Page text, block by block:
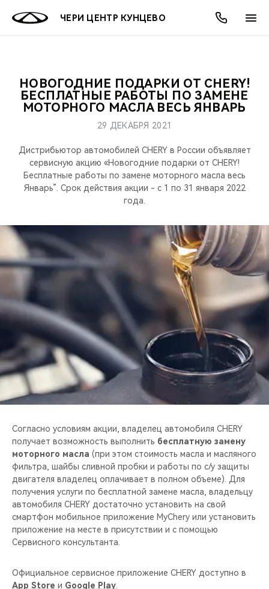
ЧЕРИ ЦЕНТР КУНЦЕВО
МОДЕЛИ
КРОССОВЕРЫ
СЕДАНЫ
НОВИНКИ
ПОКУПАТЕЛЯМ
КРЕДИТ И СТРАХОВАНИЕ
ВЛАДЕЛЬЦАМ
ЗАПЧАСТИ И АКСЕССУАРЫ
ПОДДЕРЖКА
МИР CHERY
О БРЕНДЕ
CHERY В СОЦСЕТЯХ
БЛАГОТВОРИТЕЛЬНОСТЬ
CHERY REMOTE
CHERY И СПОРТ
НАШИ МЕРОПРИЯТИЯ
ВИДЕООБЗОРЫ
CHERY ДЛЯ ДЕТЕЙ
АКЦИИ
ОНЛАЙН СЕРВИСЫ
КРЕДИТ
О КОМПАНИИ
МЫ В СОЦСЕТЯХ
НОВОГОДНИЕ ПОДАРКИ ОТ CHERY!
БЕСПЛАТНЫЕ РАБОТЫ ПО ЗАМЕНЕ
МОТОРНОГО МАСЛА ВЕСЬ ЯНВАРЬ
29 ДЕКАБРЯ 2021
Дистрибьютор автомобилей CHERY в России объявляет
сервисную акцию «Новогодние подарки от CHERY!
Бесплатные работы по замене моторного масла весь
Январь”. Срок действия акции - с 1 по 31 января 2022
года.
Согласно условиям акции, владелец автомобиля CHERY
получает возможность выполнить бесплатную замену
моторного масла (при этом стоимость масла и масляного
фильтра, шайбы сливной пробки и работы по с/у защиты
двигателя владелец оплачивает в полном объеме). Для
получения услуги по бесплатной замене масла, владельцу
автомобиля CHERY достаточно установить на свой
смартфон мобильное приложение MyChery или установить
приложение на месте в присутствии и с помощью
Сервисного консультанта.
Официальное сервисное приложение CHERY доступно в
App Store и Google Play